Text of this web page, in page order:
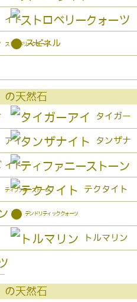
イト
ストロベリークォーツ
● スピネル
の天然石
タイガー
アイ タンザナ
イト
ティファニーストーン テクタイト
● デンドリティッククォーツ
トルマリン
の天然石